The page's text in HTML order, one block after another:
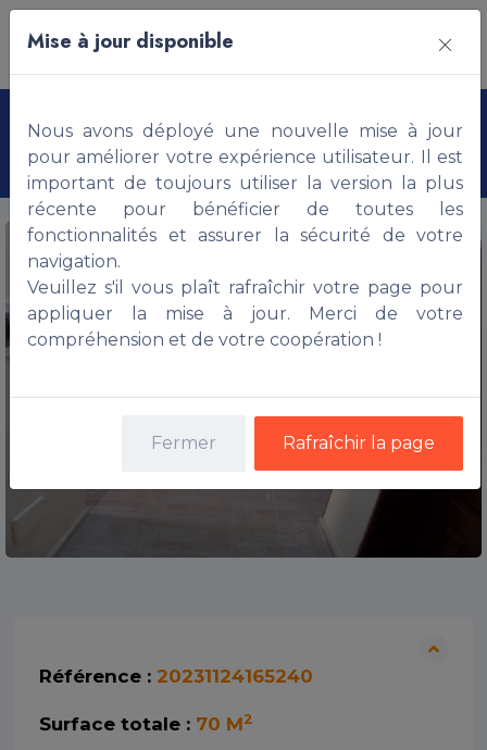
Appartement non meublé,
ABOMEY-CALAVI
Référence : 20231124165240
Surface totale : 70 M2
Mise à jour disponible
Nous avons déployé une nouvelle mise à jour
pour améliorer votre expérience utilisateur. Il est
important de toujours utiliser la version la plus
récente pour bénéficier de toutes les
fonctionnalités et assurer la sécurité de votre
navigation.
Veuillez s'il vous plaît rafraîchir votre page pour
appliquer la mise à jour. Merci de votre
compréhension et de votre coopération !
Fermer Rafraîchir la page